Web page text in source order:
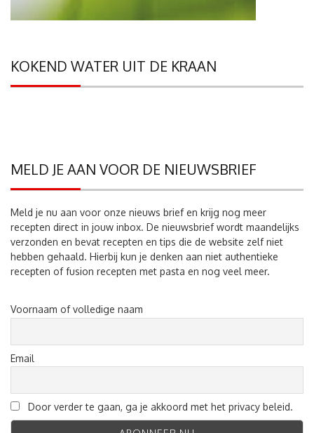
KOKEND WATER UIT DE KRAAN
MELD JE AAN VOOR DE NIEUWSBRIEF
Meld je nu aan voor onze nieuws brief en krijg nog meer
recepten direct in jouw inbox. De nieuwsbrief wordt maandelijks
verzonden en bevat recepten en tips die de website zelf niet
hebben gehaald. Hierbij kun je denken aan niet authentieke
recepten of fusion recepten met pasta en nog veel meer.
Voornaam of volledige naam
Email
Door verder te gaan, ga je akkoord met het privacy beleid.